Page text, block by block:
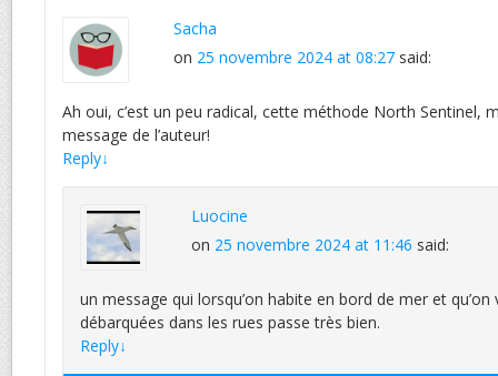
Sacha
on 25 novembre 2024 at 08:27 said:
Ah oui, c’est un peu radical, cette méthode North Sentinel,
message de l’auteur!
Reply↓
Luocine
on 25 novembre 2024 at 11:46 said:
un message qui lorsqu’on habite en bord de mer et
débarquées dans les rues passe très bien.
Reply↓